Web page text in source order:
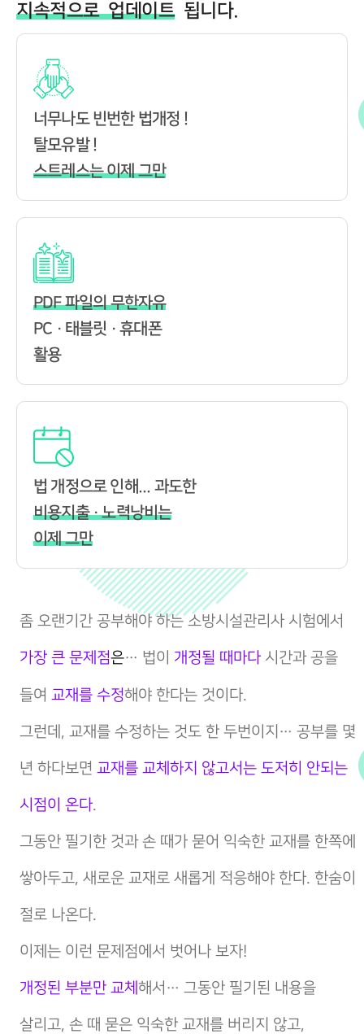
지속적으로 업데이트됩니다.
너무나도 빈번한 법개정 !
탈모유발 !
스트레스는 이제 그만
PDF 파일의 무한자유
PC · 태블릿 · 휴대폰
활용
법 개정으로 인해... 과도한
비용지출 · 노력낭비는
이제 그만
좀 오랜기간 공부해야 하는 소방시설관리사 시험에서
가장 큰 문제점은… 법이 개정될 때마다 시간과 공을
들여 교재를 수정해야 한다는 것이다.
그런데, 교재를 수정하는 것도 한 두번이지… 공부를 몇
년 하다보면 교재를 교체하지 않고서는 도저히 안되는
시점이 온다.
그동안 필기한 것과 손 때가 묻어 익숙한 교재를 한쪽에
쌓아두고, 새로운 교재로 새롭게 적응해야 한다. 한숨이
절로 나온다.
이제는 이런 문제점에서 벗어나 보자!
개정된 부분만 교체 해서… 그동안 필기된 내용을
살리고, 손 때 묻은 익숙한 교재를 버리지 않고,